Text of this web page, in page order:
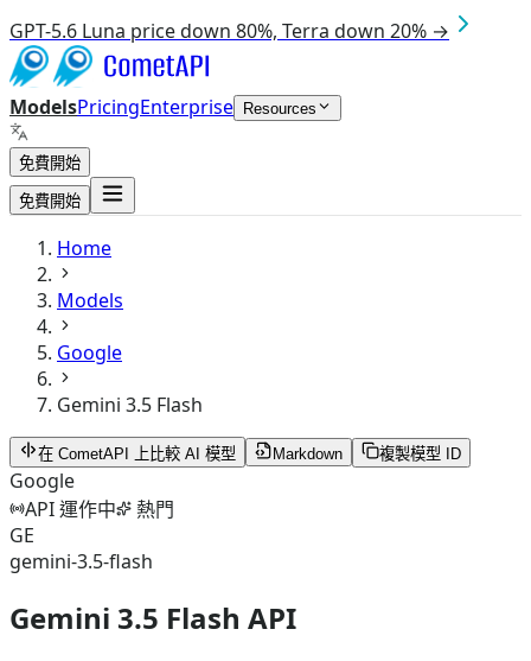
GPT-5.6 Luna price down 80%, Terra down 20% →
ModelsPricingEnterprise Resources
免費開始
免費開始
Home
Models
Google
Gemini 3.5 Flash
在 CometAPI 上比較 AI 模型 Markdown 複製模型 ID
Google
API 運作中
熱門
GE
gemini-3.5-flash
Gemini 3.5 Flash API